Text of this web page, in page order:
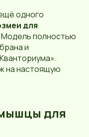
одного
для
Модель полностью
и
на настоящую
для